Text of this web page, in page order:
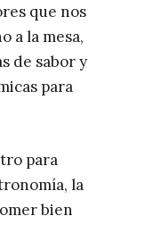
que nos
a la mesa,
de sabor y
para
para
la
bien